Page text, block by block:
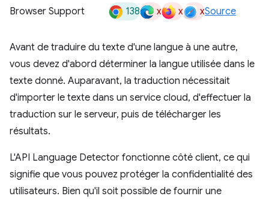
Browser Support 138 x x xSource
Avant de traduire du texte d'une langue à une autre,
vous devez d'abord déterminer la langue utilisée dans le
texte donné. Auparavant, la traduction nécessitait
d'importer le texte dans un service cloud, d'effectuer la
traduction sur le serveur, puis de télécharger les
résultats.
L'API Language Detector fonctionne côté client, ce qui
signifie que vous pouvez protéger la confidentialité des
utilisateurs. Bien qu'il soit possible de fournir une